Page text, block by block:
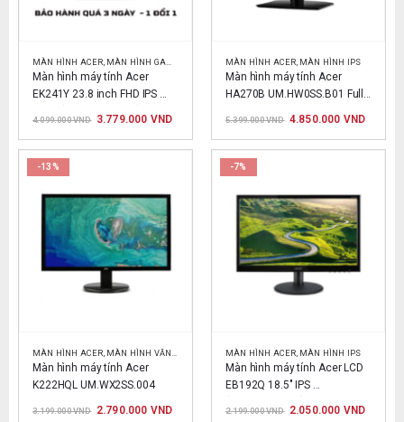
MÀN HÌNH ACER, MÀN HÌNH GAMMING MÀN HÌNH IPS
Màn hình máy tính Acer
EK241Y 23.8 inch FHD IPS
4.099.000VND Giá
là:
4.099.000 VND.
3.779.000 VNDGiá
tại
là:
3.779.000 VND.
MÀN HÌNH ACER, MÀN HÌNH IPS
Màn hình máy tính Acer
HA270B UM.HW0SS.B01 Full
5.399.000VND Giá
là:
5.399.000 VND.
4.850.000 VNDGiá
tại
là:
-13%
MÀN HÌNH ACER, MÀN HÌNH VĂN PHÒNG
Màn hình máy tính Acer
K222HQL UM.WX2SS.004
3.199.000VND Giá
2.790.000 VNDGiá
-7%
MÀN HÌNH ACER, MÀN HÌNH IPS
Màn hình máy tính Acer LCD
EB192Q 18.5″ IPS
2.199.000VND Giá
2.050.000 VNDGiá